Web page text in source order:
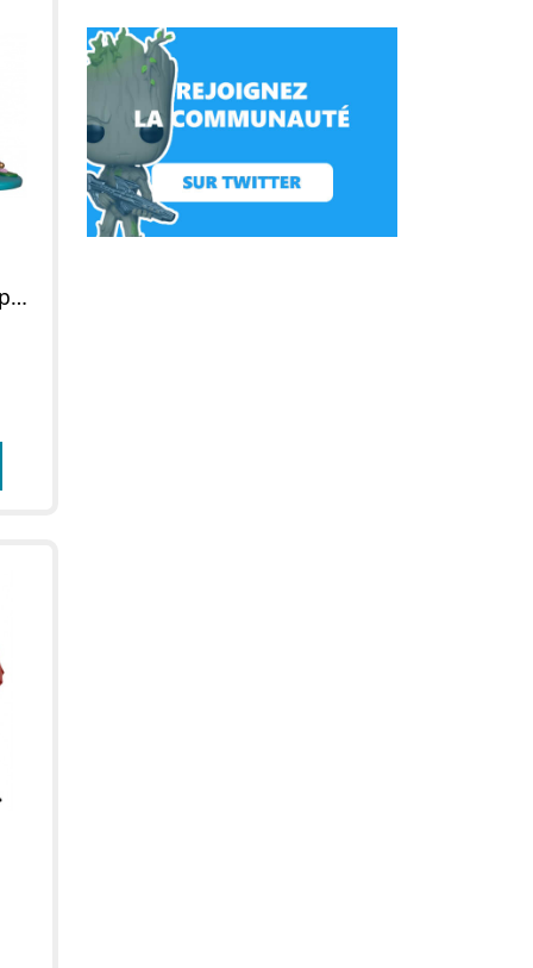
Figurine POP Vol en tapis volant